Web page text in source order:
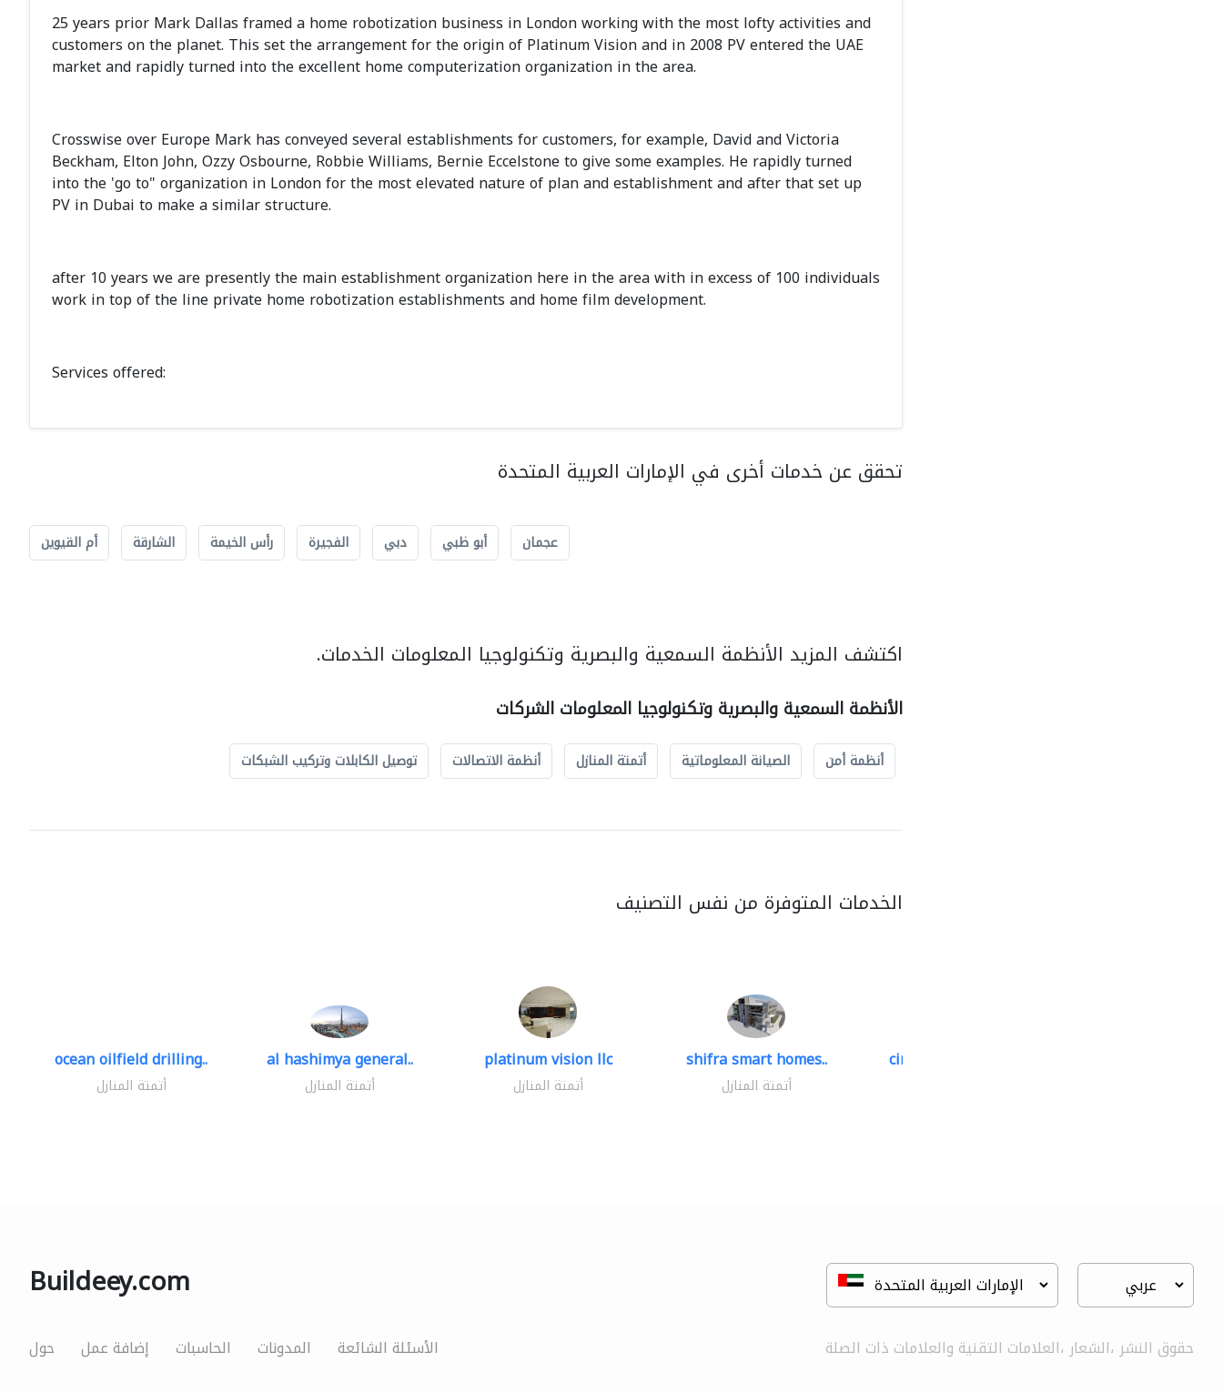
25 years prior Mark Dallas framed a home robotization business in London working with the most lofty activities and
customers on the planet. This set the arrangement for the origin of Platinum Vision and in 2008 PV entered the UAE
market and rapidly turned into the excellent home computerization organization in the area.
Crosswise over Europe Mark has conveyed several establishments for customers, for example, David and Victoria
Beckham, Elton John, Ozzy Osbourne, Robbie Williams, Bernie Eccelstone to give some examples. He rapidly turned
into the 'go to" organization in London for the most elevated nature of plan and establishment and after that set up
PV in Dubai to make a similar structure.
after 10 years we are presently the main establishment organization here in the area with in excess of 100 individuals
work in top of the line private home robotization establishments and home film development.
Services offered:
تحقق عن خدمات أخرى في الإمارات العربية المتحدة
عجمان أبو ظبي دبي الفجيرة رأس الخيمة الشارقة أم القيوين
اكتشف المزيد الأنظمة السمعية والبصرية وتكنولوجيا المعلومات الخدمات.
الأنظمة السمعية والبصرية وتكنولوجيا المعلومات الشركات
أنظمة أمن الصيانة المعلوماتية أتمتة المنازل أنظمة الاتصالات توصيل الكابلات وتركيب الشبكات
الخدمات المتوفرة من نفس التصنيف
ocean oilfield drilling..
أتمتة المنازل
al hashimya general..
أتمتة المنازل
platinum vision llc
أتمتة المنازل
shifra smart homes..
أتمتة المنازل
cinmar lighting house
Buildeey.com
حول إضافة عمل الحاسبات المدونات الأسئلة الشائعة حقوق النشر ،الشعار ،العلامات التقنية والعلامات ذات الصلة